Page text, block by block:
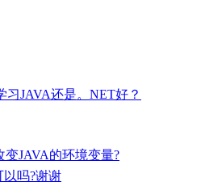
习JAVA还是。NET好？
变JAVA的环境变量?
以吗?谢谢